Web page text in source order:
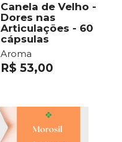
Canela de Velho -
Dores nas
Articulações - 60
cápsulas
Aroma
R$ 53,00